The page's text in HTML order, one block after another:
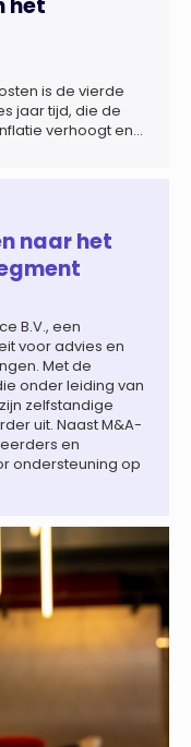
is de vierde
jaar tijd, die de
verhoogt en
1,3% in reële
naar het
B.V., een
voor advies en
Met de
onder leiding van
zelfstandige
uit. Naast M&A-
en
ondersteuning op